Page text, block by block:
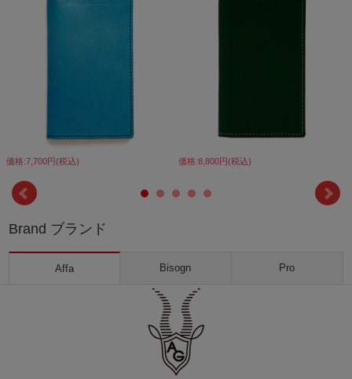
価格:7,700円(税込) 価格:8,800円(税込)
Brand ブランド
Affa Bisogn Pro